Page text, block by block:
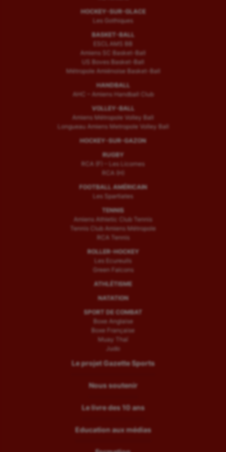
HOCKEY-SUR-GLACE
Les Gothiques
BASKET-BALL
ESCLAMS BB
Amiens SC Basket-Ball
US Boves Basket-Ball
Métropole Amiénoise Basket-Ball
HANDBALL
AHC – Amiens Handball Club
VOLLEY-BALL
Amiens Métropole Volley Ball
Longueau Amiens Metropole Volley Ball
HOCKEY-SUR-GAZON
RUGBY
RCA (F) – Les Licornes
RCA (H)
FOOTBALL AMÉRICAIN
Les Spartiates
TENNIS
Amiens Athletic Club Tennis
Tennis Club Amiens Métropole
RCA Tennis
ROLLER-HOCKEY
Les Ecureuils
Green Falcons
ATHLÉTISME
NATATION
SPORT DE COMBAT
Boxe Anglaise
Boxe Française
Muay Thaï
Judo
Le projet Gazette Sports
Nous soutenir
Le livre des 10 ans
Education aux médias